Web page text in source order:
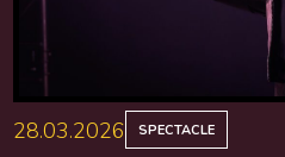
28.03.2026 SPECTACLE